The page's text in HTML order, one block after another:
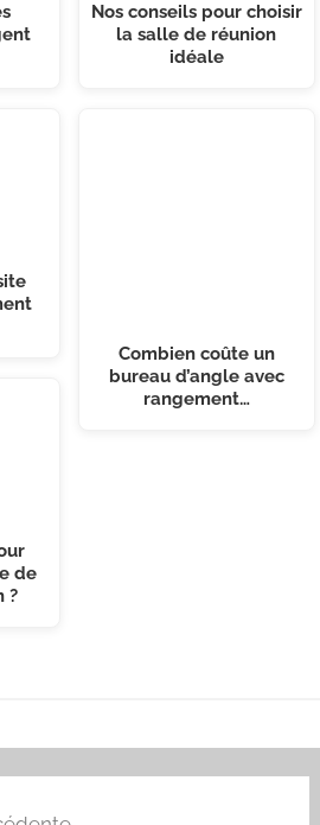
de
?
Nos conseils pour choisir
la salle de réunion
idéale
Combien coûte un
bureau d’angle avec
rangement…